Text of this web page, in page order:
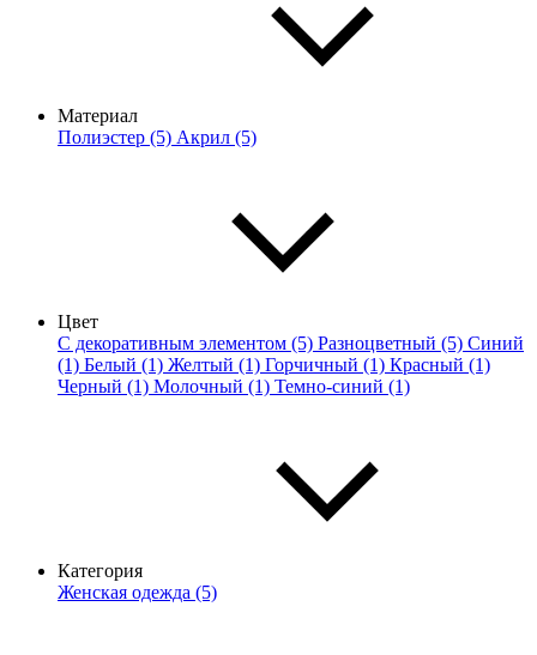
Материал
Полиэстер (5) Акрил (5)
Цвет
С декоративным элементом (5) Разноцветный (5) Синий
(1) Белый (1) Желтый (1) Горчичный (1) Красный (1)
Черный (1) Молочный (1) Темно-синий (1)
Категория
Женская одежда (5)